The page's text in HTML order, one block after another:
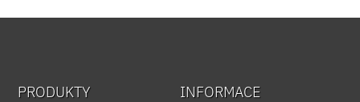
PRODUKTY INFORMACE